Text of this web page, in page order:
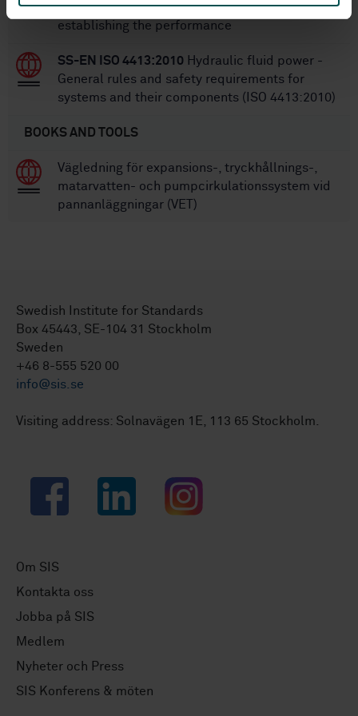
cooled liquid coolers - Test procedures for
establishing the performance
SS-EN ISO 4413:2010 Hydraulic fluid power -
General rules and safety requirements for
systems and their components (ISO 4413:2010)
BOOKS AND TOOLS
Vägledning för expansions-, tryckhållnings-,
matarvatten- och pumpcirkulationssystem vid
pannanläggningar (VET)
Swedish Institute for Standards
Box 45443, SE-104 31 Stockholm
Sweden
+46 8-555 520 00
info@sis.se
Visiting address: Solnavägen 1E, 113 65 Stockholm.
Facebook LinkedIn Instagram
Om SIS
Kontakta oss
Jobba på SIS
Medlem
Nyheter och Press
SIS Konferens & möten